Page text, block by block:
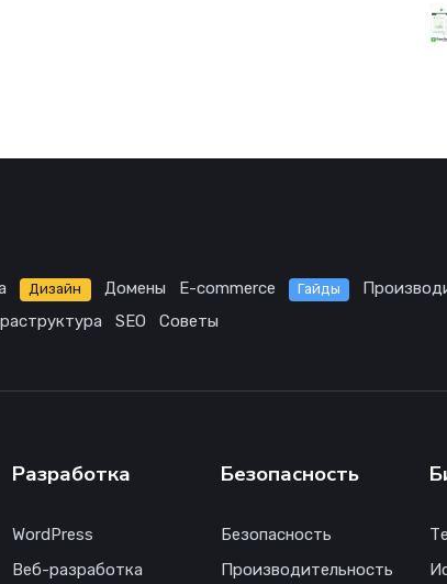
Дизайн Домены E-commerce Гайды
SEO Советы
Разработка
WordPress
Веб-разработка
Безопасность
Безопасность
Производительность